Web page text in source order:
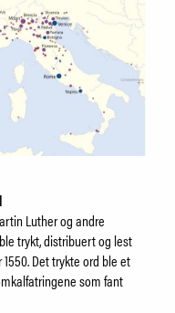
Luther og andre
trykt, distribuert og lest
Det trykte ord ble et
som fant